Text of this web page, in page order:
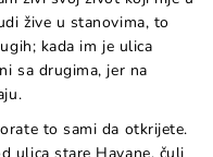
žive u stanovima, to
kada im je ulica
sa drugima, jer na
to sami da otkrijete.